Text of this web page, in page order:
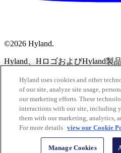
©2026 Hyland.
Hyland、HロゴおよびHyland製
録商標です。
プライバシー
クッキーポリシー
Manage Cookies
利用規約
Hyland uses cookies and other
of our site, analyze site usage,
our marketing efforts. These
interactions with our site, including
them with our marketing, analytics,
For more details view our Cookie
Manage Cookies